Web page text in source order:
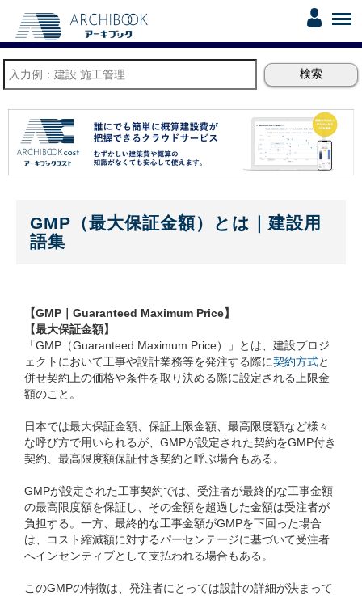
GMP（最大保証金額）とは｜建設用
語集
【GMP｜Guaranteed Maximum Price】
【最大保証金額】
「GMP（Guaranteed Maximum Price）」とは、建設プロジ
ェクトにおいて工事や設計業務等を発注する際に契約方式と
併せ契約上の価格や条件を取り決める際に設定される上限金
額のこと。
日本では最大保証金額、保証上限金額、最高限度額など様々
な呼び方で用いられるが、GMPが設定された契約をGMP付き
契約、最高限度額保証付き契約と呼ぶ場合もある。
GMPが設定された工事契約では、受注者が最終的な工事金額
の最高限度額を保証し、その金額を超過した金額は受注者が
負担する。一方、最終的な工事金額がGMPを下回った場合
は、コスト縮減額に対するパーセンテージに基づいて受注者
へインセンティブとして支払われる場合もある。
このGMPの特徴は、発注者にとっては設計の詳細が決まって